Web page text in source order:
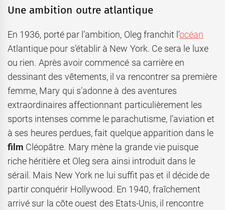
Une ambition outre atlantique
En 1936, porté par l’ambition, Oleg franchit l’océan
Atlantique pour s’établir à New York. Ce sera le luxe
ou rien. Après avoir commencé sa carrière en
dessinant des vêtements, il va rencontrer sa première
femme, Mary qui s’adonne à des aventures
extraordinaires affectionnant particulièrement les
sports intenses comme le parachutisme, l’aviation et
à ses heures perdues, fait quelque apparition dans le
film Cléopâtre. Mary mène la grande vie puisque
riche héritière et Oleg sera ainsi introduit dans le
sérail. Mais New York ne lui suffit pas et il décide de
partir conquérir Hollywood. En 1940, fraîchement
arrivé sur la côte ouest des Etats-Unis, il rencontre